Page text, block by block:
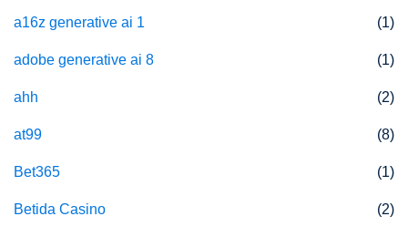
a16z generative ai 1 (1)
adobe generative ai 8 (1)
ahh (2)
at99 (8)
Bet365 (1)
Betida Casino (2)